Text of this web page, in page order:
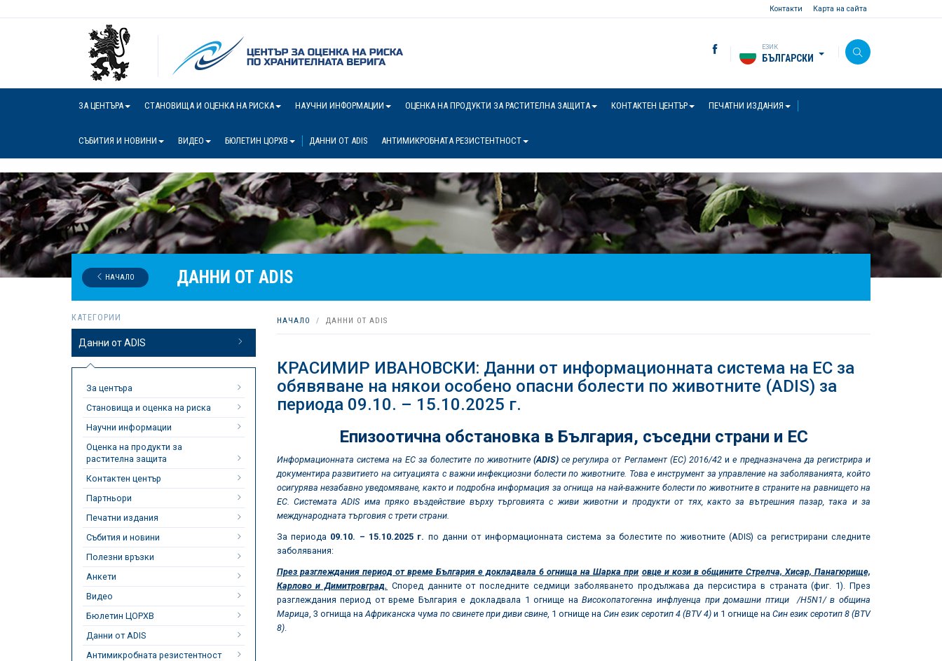
Контакти Карта на сайта
ЕЗИК
БЪЛГАРСКИ
ЗА ЦЕНТЪРА СТАНОВИЩА И ОЦЕНКА НА РИСКА НАУЧНИ ИНФОРМАЦИИ ОЦЕНКА НА ПРОДУКТИ ЗА РАСТИТЕЛНА ЗАЩИТА КОНТАКТЕН ЦЕНТЪР ПЕЧАТНИ ИЗДАНИЯ
СЪБИТИЯ И НОВИНИ ВИДЕО БЮЛЕТИН ЦОРХВ ДАННИ ОТ ADIS АНТИМИКРОБНАТА РЕЗИСТЕНТНОСТ
ДАННИ ОТ ADIS
НАЧАЛО
КАТЕГОРИИ
Данни от ADIS
За центъра
Становища и оценка на риска
Научни информации
Оценка на продукти за
растителна защита
Контактен център
Партньори
Печатни издания
Събития и новини
Полезни връзки
Анкети
Видео
Бюлетин ЦОРХВ
Данни от ADIS
Антимикробната резистентност
НАЧАЛО ДАННИ ОТ ADIS
КРАСИМИР ИВАНОВСКИ: Данни от информационната система на ЕС за
обявяване на някои особено опасни болести по животните (ADIS) за
периода 09.10. – 15.10.2025 г.
Епизоотична обстановка в България, съседни страни и ЕС
Информационната система на ЕС за болестите по животните (ADIS)се регулира от Регламент (ЕС) 2016/42ие предназначена да регистрира и
документира развитието на ситуацията с важни инфекциозни болести по животните. Това е инструмент за управление на заболяванията, който
осигурява незабавно уведомяване, както и подробна информация за огнища на най-важните болести по животните в страните на равнището на
ЕС. Системата ADIS има пряко въздействие върху търговията с живи животни и продукти от тях, както за вътрешния пазар, така и за
международната търговия с трети страни.
За периода 09.10. – 15.10.2025 г. по данни от информационната система за болестите по животните (ADIS) са регистрирани следните
заболявания:
През разглеждания период от време България е докладвала6 огнища на Шарка при овце и кози в общините Стрелча, Хисар, Панагюрище,
Карлово и Димитровград. Според данните от последните седмици заболяването продължава да персистира в страната (фиг. 1). През
разглеждания период от време България е докладвала 1 огнище наВисокопатогенна инфлуенца при домашни птици /Н5N1/ в община
Марица, 3 огнища наАфриканска чума по свинете при диви свине, 1 огнище на Син език серотип 4 (BTV 4)и 1 огнище на Син език серотип 8 (BTV
8).